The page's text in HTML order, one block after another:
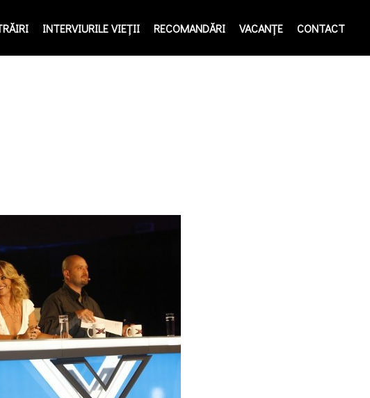
INTERVIURILE VIEŢII RECOMANDĂRI VACANȚE CONTACT